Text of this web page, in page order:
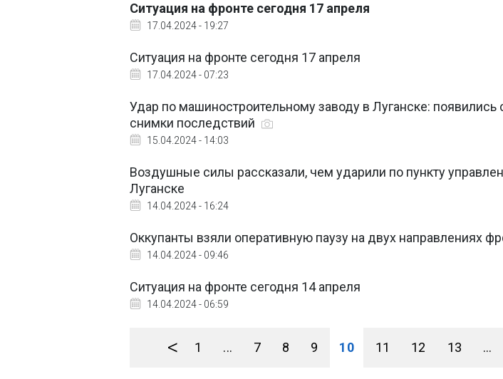
Ситуация на фронте сегодня 17 апреля
17.04.2024 - 19:27
Ситуация на фронте сегодня 17 апреля
17.04.2024 - 07:23
Удар по машиностроительному заводу в Луганске: появились
снимки последствий
15.04.2024 - 14:03
Воздушные силы рассказали, чем ударили по пункту
Луганске
14.04.2024 - 16:24
Оккупанты взяли оперативную паузу на двух направлениях
14.04.2024 - 09:46
Ситуация на фронте сегодня 14 апреля
14.04.2024 - 06:59
< 1 ... 7 8 9 10 11 12 13 ...